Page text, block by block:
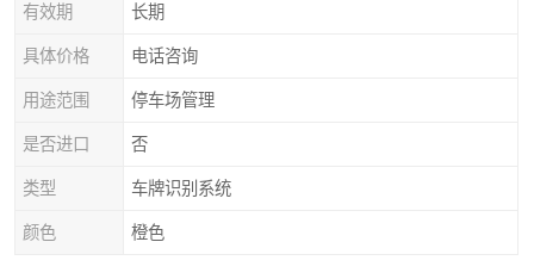
有效期 长期
具体价格 电话咨询
用途范围 停车场管理
是否进口 否
类型 车牌识别系统
颜色 橙色